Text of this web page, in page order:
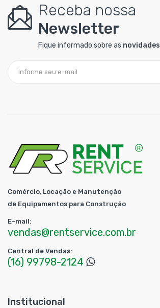
Receba nossa
Newsletter
Fique informado sobre as novidades
Comércio, Locação e Manutenção
de Equipamentos para Construção
E-mail:
vendas@rentservice.com.br
Central de Vendas:
(16) 99798-2124
Institucional